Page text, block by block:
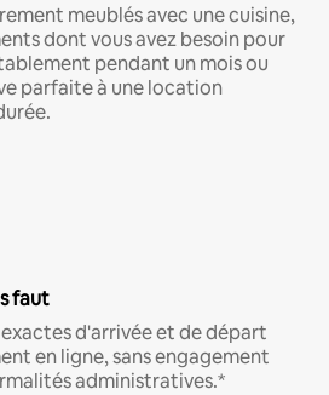
meublés avec une cuisine,
dont vous avez besoin pour
pendant un mois ou
parfaite à une location
faut
d'arrivée et de départ
en ligne, sans engagement
administratives.*